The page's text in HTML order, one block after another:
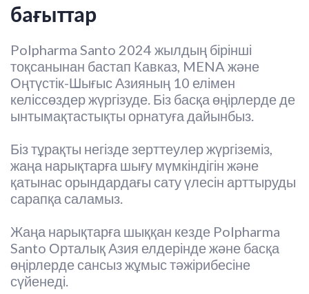
бағыттар
Polpharma Santo 2024 жылдың бірінші
тоқсанынан бастап Кавказ, MENA және
Оңтүстік-Шығыс Азияның 10 елімен
келіссөздер жүргізуде. Біз басқа өңірлерде де
ынтымақтастықты орнатуға дайынбыз.
Біз тұрақты негізде зерттеулер жүргіземіз,
жаңа нарықтарға шығу мүмкіндігін және
қатынас орындардағы сату үлесін арттыруды
сарапқа саламыз.
Жаңа нарықтарға шыққан кезде Polpharma
Santo Орталық Азия елдерінде және басқа
өңірлерде сансыз жұмыс тәжірибесіне
сүйенеді.